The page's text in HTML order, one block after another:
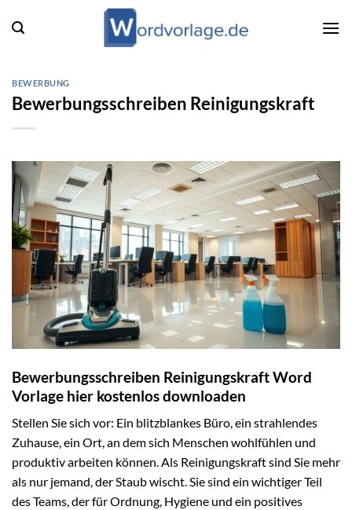
Inhalt
BEWERBUNG
Bewerbungsschreiben Reinigungskraft
Bewerbungsschreiben Reinigungskraft Word
Vorlage hier kostenlos downloaden
Stellen Sie sich vor: Ein blitzblankes Büro, ein strahlendes
Zuhause, ein Ort, an dem sich Menschen wohlfühlen und
produktiv arbeiten können. Als Reinigungskraft sind Sie mehr
als nur jemand, der Staub wischt. Sie sind ein wichtiger Teil
des Teams, der für Ordnung, Hygiene und ein positives